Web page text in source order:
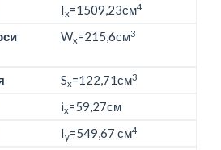
Ix=1509,23см4
Wx=215,6см3
Sx=122,71см3
ix=59,27см
Iy=549,67 см4